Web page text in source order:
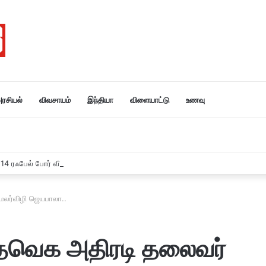
விவசாயம் இந்தியா விளையாட்டு உணவு
114 ரஃபேல் போர் விமானங்களை வாங்கும் இந்தியா….
ஜெயபாலா..
அதிரடி தலைவர்